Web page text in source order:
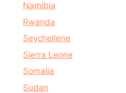
Namibia
Rwanda
Seychellene
Sierra Leone
Somalia
Sudan